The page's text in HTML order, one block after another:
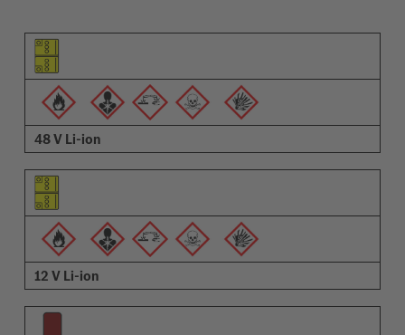
Osa pilt
Hoiatuste pilt
Kirjeldus
48 V Li-ion
12 V Li-ion